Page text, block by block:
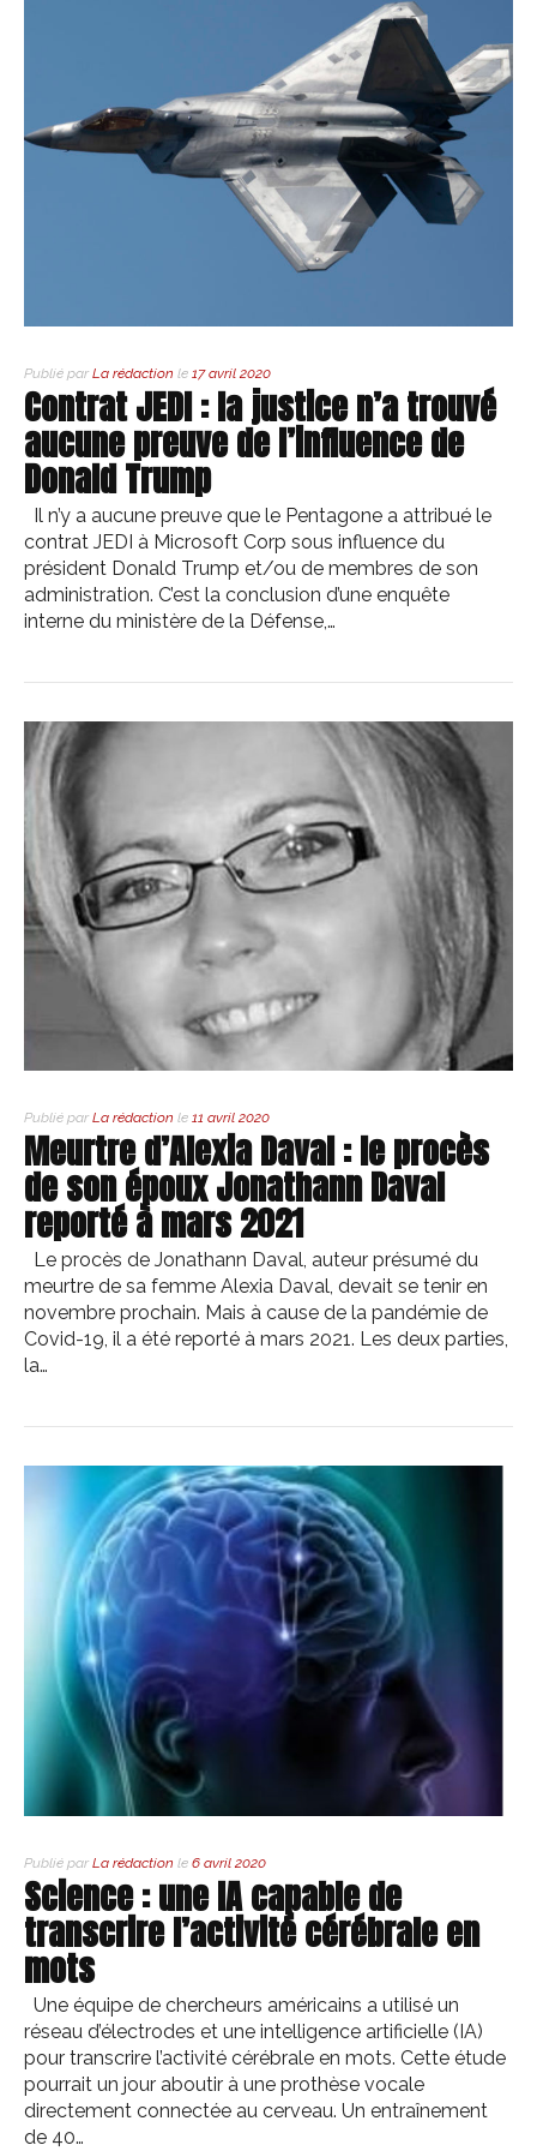
Publié par La rédaction le 17 avril 2020
Contrat JEDI : la justice n’a trouvé
aucune preuve de l’influence de
Donald Trump
Il n’y a aucune preuve que le Pentagone a attribué le
contrat JEDI à Microsoft Corp sous influence du
président Donald Trump et/ou de membres de son
administration. C’est la conclusion d’une enquête
interne du ministère de la Défense,…
Publié par La rédaction le 11 avril 2020
Meurtre d’Alexia Daval : le procès
de son époux Jonathann Daval
reporté à mars 2021
Le procès de Jonathann Daval, auteur présumé du
meurtre de sa femme Alexia Daval, devait se tenir en
novembre prochain. Mais à cause de la pandémie de
Covid-19, il a été reporté à mars 2021. Les deux parties,
la…
Publié par La rédaction le 6 avril 2020
Science : une IA capable de
transcrire l’activité cérébrale en
mots
Une équipe de chercheurs américains a utilisé un
réseau d’électrodes et une intelligence artificielle (IA)
pour transcrire l’activité cérébrale en mots. Cette étude
pourrait un jour aboutir à une prothèse vocale
directement connectée au cerveau. Un entraînement
de 40…